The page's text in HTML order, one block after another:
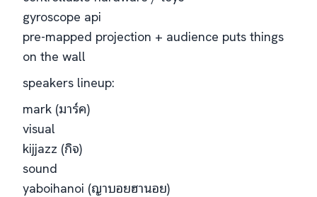
gyroscope api
pre-mapped projection + audience puts things
on the wall
speakers lineup:
mark (มาร์ค)
visual
kijjazz (กิจ)
sound
yaboihanoi (ญาบอยฮานอย)